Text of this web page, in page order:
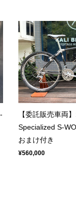
【委託販売車両
Specialized S-
おまけ付き
¥560,000